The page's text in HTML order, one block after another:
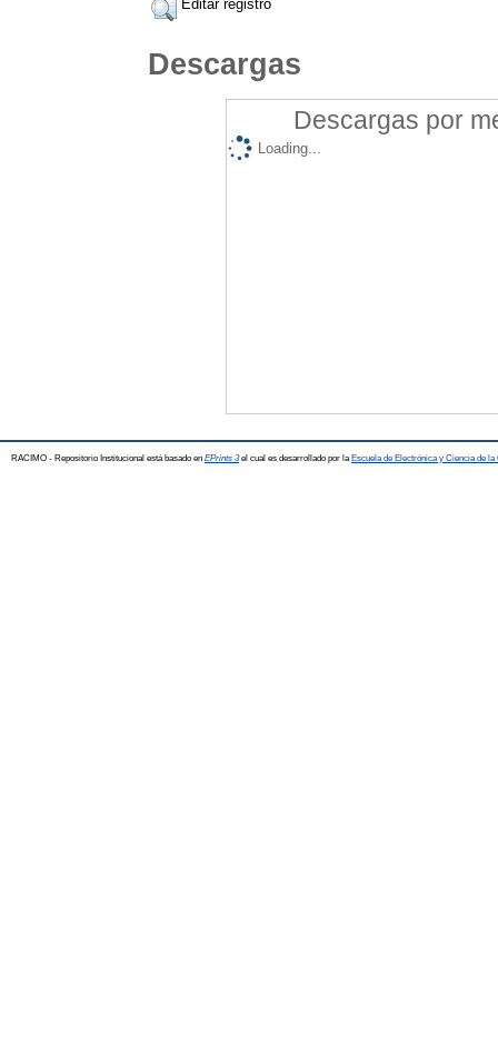
Editar registro
Descargas
Descargas por
Loading...
RACIMO - Repositorio Institucional está basado en EPrints 3el cual es desarrollado por la Escuela de Electrónica y Ciencia de la